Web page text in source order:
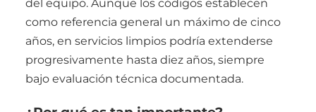
del equipo. Aunque los códigos establecen
como referencia general un máximo de cinco
años, en servicios limpios podría extenderse
progresivamente hasta diez años, siempre
bajo evaluación técnica documentada.